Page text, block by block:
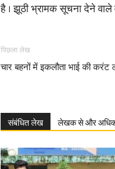
है । झूठी भ्रामक सूचना देने वाले
पिछला लेख
चार बहनों में इकलौता भाई की करंट
संबंधित लेख लेखक से और